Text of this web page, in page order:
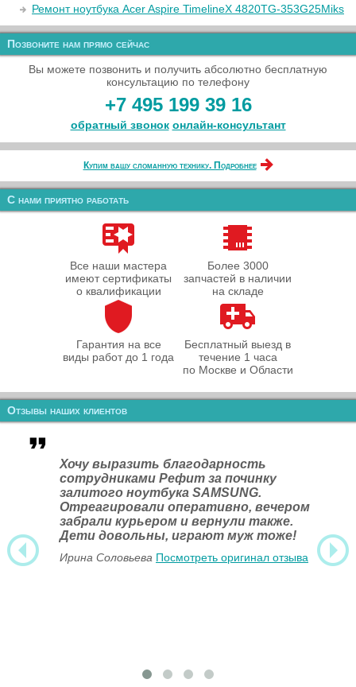
Ремонт ноутбука Acer Aspire TimelineX 4820TG-353G25Miks
Позвоните нам прямо сейчас
Вы можете позвонить и получить абсолютно бесплатную
консультацию по телефону
+7 495 199 39 16
обратный звонок онлайн‑консультант
Купим вашу сломанную технику. Подробнее
С нами приятно работать
Все наши мастера
имеют сертификаты
о квалификации
Более 3000
запчастей в наличии
на складе
Гарантия на все
виды работ до 1 года
Бесплатный выезд в
течение 1 часа
по Москве и Области
Отзывы наших клиентов
Хочу выразить благодарность
сотрудниками Рефит за починку
залитого ноутбука SAMSUNG.
Отреагировали оперативно, вечером
забрали курьером и вернули также.
Дети довольны, играют муж тоже!
Ирина Соловьева Посмотреть оригинал отзыва